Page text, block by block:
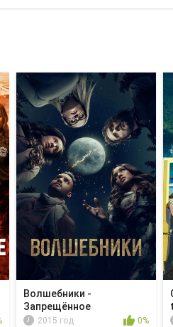
Волшебники -
Запрещённое
волшебство
2015 год 0%